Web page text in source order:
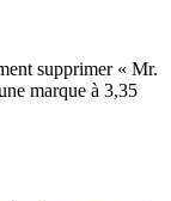
supprimer « Mr.
marque à 3,35